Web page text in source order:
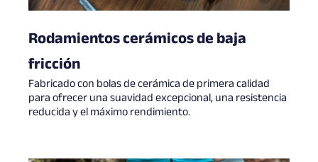
Rodamientos cerámicos de baja
fricción
Fabricado con bolas de cerámica de primera calidad
para ofrecer una suavidad excepcional, una resistencia
reducida y el máximo rendimiento.